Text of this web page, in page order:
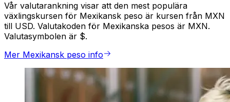
Vår valutarankning visar att den mest populära
växlingskursen för Mexikansk peso är kursen från MXN
till USD. Valutakoden för Mexikanska pesos är MXN.
Valutasymbolen är $.
Mer Mexikansk peso info